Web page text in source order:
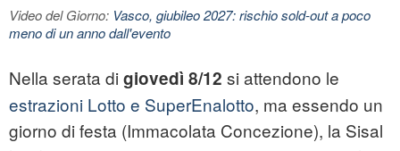
Video del Giorno: Vasco, giubileo 2027: rischio sold-out a poco
meno di un anno dall'evento
Nella serata di giovedì 8/12 si attendono le
estrazioni Lotto e SuperEnalotto, ma essendo un
giorno di festa (Immacolata Concezione), la Sisal